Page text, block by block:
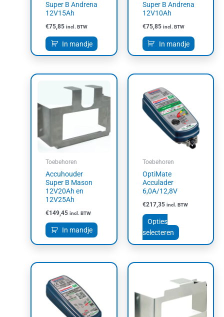
Super B Andrena
12V15Ah
€75,85 incl. BTW
In mandje
Super B Andrena
12V10Ah
€75,85 incl. BTW
In mandje
Toebehoren
Accuhouder
Super B Mason
12V20Ah en
12V25Ah
€149,45 incl. BTW
In mandje
Toebehoren
OptiMate
Acculader
6,0A/12,8V
€217,35 incl. BTW
Opties
selecteren
heeft
meerdere
variaties.
Deze
optie
Prijsklasse:
heeft
meerdere
variaties.